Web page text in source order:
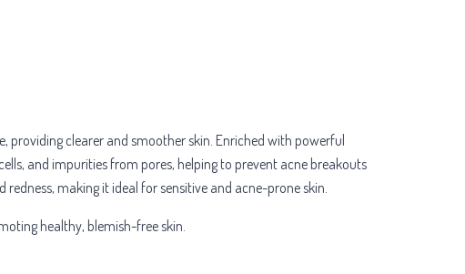
providing clearer and smoother skin. Enriched with powerful
and impurities from pores, helping to prevent acne breakouts
making it ideal for sensitive and acne-prone skin.
healthy, blemish-free skin.